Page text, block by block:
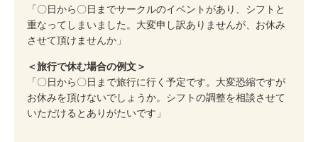
「〇日から〇日までサークルのイベントがあり、シフトと
重なってしまいました。大変申し訳ありませんが、お休み
させて頂けませんか」
＜旅行で休む場合の例文＞
「〇日から〇日まで旅行に行く予定です。大変恐縮ですが
お休みを頂けないでしょうか。シフトの調整を相談させて
いただけるとありがたいです」